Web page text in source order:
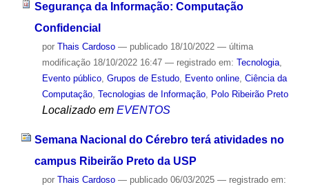
Segurança da Informação: Computação
Confidencial
por Thais Cardoso — publicado18/10/2022 — última
modificação18/10/2022 16:47 — registrado em: Tecnologia,
Evento público, Grupos de Estudo, Evento online, Ciência da
Computação, Tecnologias de Informação, Polo Ribeirão Preto
Localizado em EVENTOS
Semana Nacional do Cérebro terá atividades no
campus Ribeirão Preto da USP
por Thais Cardoso — publicado06/03/2025 — registrado em: